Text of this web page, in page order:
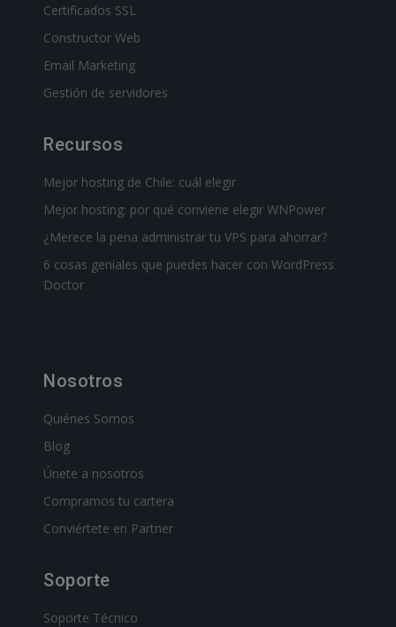
Certificados SSL
Constructor Web
Email Marketing
Gestión de servidores
Recursos
Mejor hosting de Chile: cuál elegir
Mejor hosting: por qué conviene elegir WNPower
¿Merece la pena administrar tu VPS para ahorrar?
6 cosas geniales que puedes hacer con WordPress
Doctor
Nosotros
Quiénes Somos
Blog
Únete a nosotros
Compramos tu cartera
Conviértete en Partner
Soporte
Soporte Técnico